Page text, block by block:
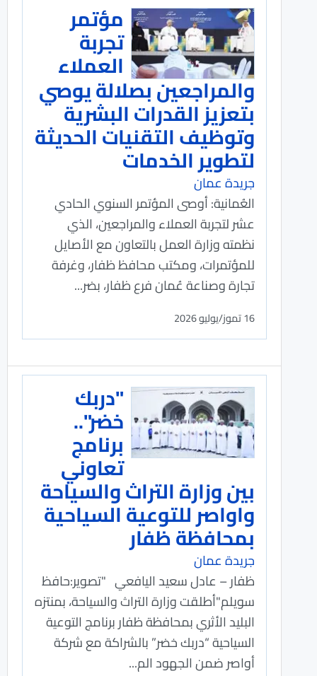
مؤتمر
تجربة
العملاء
والمراجعين بصلالة يوصي
بتعزيز القدرات البشرية
وتوظيف التقنيات الحديثة
لتطوير الخدمات
جريدة عمان
العُمانية: أوصى المؤتمر السنوي الحادي
عشر لتجربة العملاء والمراجعين، الذي
نظمته وزارة العمل بالتعاون مع الأصايل
للمؤتمرات، ومكتب محافظ ظفار، وغرفة
تجارة وصناعة عُمان فرع ظفار، بضر...
16 تموز/يوليو 2026
"دربك
خضر"..
برنامج
تعاوني
بين وزارة التراث والسياحة
واواصر للتوعية السياحية
بمحافظة ظفار
جريدة عمان
ظفار – عادل سعيد اليافعي "تصوير:حافظ
سويلم"أطلقت وزارة التراث والسياحة، بمنتزه
البليد الأثري بمحافظة ظفار برنامج التوعية
السياحية “دربك خضر” بالشراكة مع شركة
أواصر ضمن الجهود الم...